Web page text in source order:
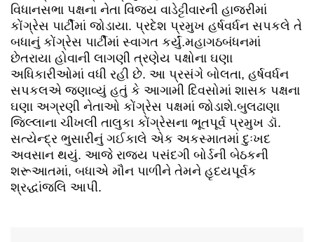
વિધાનસભા પક્ષના નેતા વિજય વાડેટ્ટીવારની હાજરીમાં
કોંગ્રેસ પાર્ટીમાં જોડાયા. પ્રદેશ પ્રમુખ હર્ષવર્ધન સપકલે તે
બધાનું કોંગ્રેસ પાર્ટીમાં સ્વાગત કર્યું.મહાગઠબંધનમાં
છેતરાયા હોવાની લાગણી ત્રણેય પક્ષોના ઘણા
અધિકારીઓમાં વધી રહી છે. આ પ્રસંગે બોલતા, હર્ષવર્ધન
સપકલએ જણાવ્યું હતું કે આગામી દિવસોમાં શાસક પક્ષના
ઘણા અગ્રણી નેતાઓ કોંગ્રેસ પક્ષમાં જોડાશે.બુલઢાણા
જિલ્લાના ચીખલી તાલુકા કોંગ્રેસના ભૂતપૂર્વ પ્રમુખ ડૉ.
સત્યેન્દ્ર ભુસારીનું ગઈકાલે એક અકસ્માતમાં દુઃખદ
અવસાન થયું. આજે રાજ્ય પસંદગી બોર્ડની બેઠકની
શરૂઆતમાં, બધાએ મૌન પાળીને તેમને હૃદયપૂર્વક
શ્રદ્ધાંજલિ આપી.